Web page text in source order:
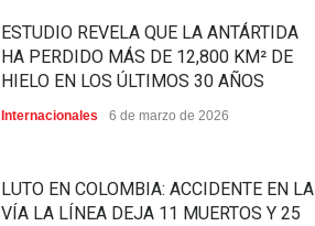
ESTUDIO REVELA QUE LA ANTÁRTIDA
HA PERDIDO MÁS DE 12,800 KM² DE
HIELO EN LOS ÚLTIMOS 30 AÑOS
Internacionales 6 de marzo de 2026
LUTO EN COLOMBIA: ACCIDENTE EN LA
VÍA LA LÍNEA DEJA 11 MUERTOS Y 25